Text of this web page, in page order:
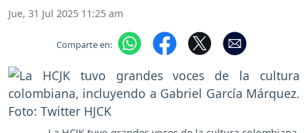
Jue, 31 Jul 2025 11:25 am
Comparte en: